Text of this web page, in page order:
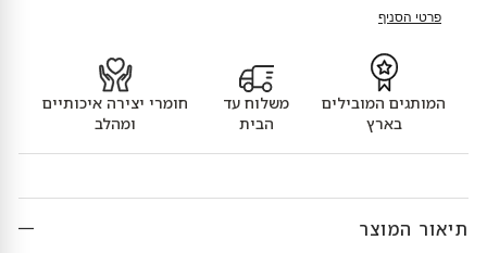
פרטי הסניף
המותגים המובילים
בארץ
משלוח עד
הבית
חומרי יצירה איכותיים
ומהלב
תיאור המוצר